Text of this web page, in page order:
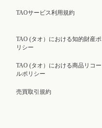
TAOサービス利用規約
TAO (タオ）における知的財産ポ
リシー
TAO (タオ）における商品リコー
ルポリシー
売買取引規約